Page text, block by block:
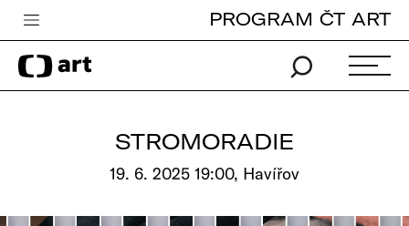
Česká televize
Zpravodajství
PROGRAM ČT ART
STROMORADIE
19. 6. 2025 19:00, Havířov